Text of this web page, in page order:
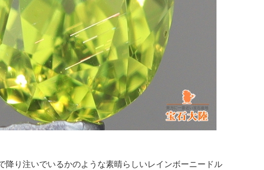
降り注いでいるかのような素晴らしいレインボーニードル